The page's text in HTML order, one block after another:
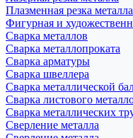
Плазменная резка металла
Фигурная и
Сварка металлов
Сварка металлопроката
Сварка арматуры
Сварка швеллера
Сварка металлической
Сварка листового
Сварка металлических
Сверление металла